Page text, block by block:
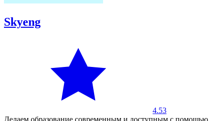
Skyeng
4.53
Делаем образование современным и доступным с помощью